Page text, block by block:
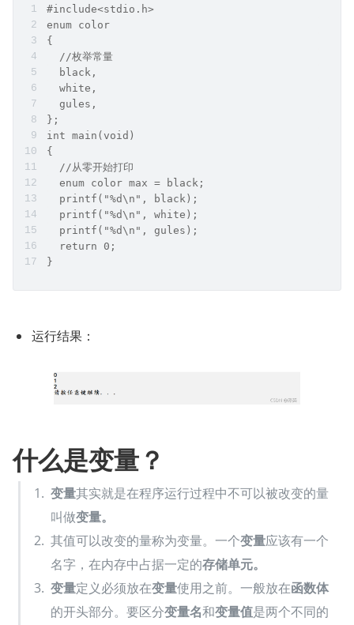
#include<stdio.h>
enum color
{
  //枚举常量
  black,
  white,
  gules,
};
int main(void)
{
  //从零开始打印
  enum color max = black;
  printf("%d\n", black);
  printf("%d\n", white);
  printf("%d\n", gules);
  return 0;
}
运行结果：
什么是变量？
变量其实就是在程序运行过程中不可以被改变的量
叫做变量。
其值可以改变的量称为变量。一个变量应该有一个
名字，在内存中占据一定的存储单元。
变量定义必须放在变量使用之前。一般放在函数体
的开头部分。要区分变量名和变量值是两个不同的